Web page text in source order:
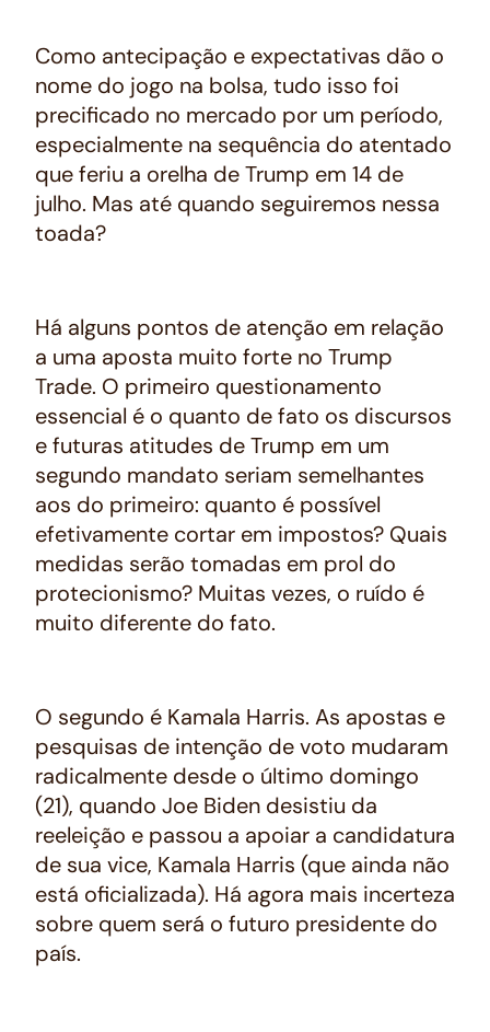
Como antecipação e expectativas dão o
nome do jogo na bolsa, tudo isso foi
precificado no mercado por um período,
especialmente na sequência do atentado
que feriu a orelha de Trump em 14 de
julho. Mas até quando seguiremos nessa
toada?
Há alguns pontos de atenção em relação
a uma aposta muito forte no Trump
Trade. O primeiro questionamento
essencial é o quanto de fato os discursos
e futuras atitudes de Trump em um
segundo mandato seriam semelhantes
aos do primeiro: quanto é possível
efetivamente cortar em impostos? Quais
medidas serão tomadas em prol do
protecionismo? Muitas vezes, o ruído é
muito diferente do fato.
O segundo é Kamala Harris. As apostas e
pesquisas de intenção de voto mudaram
radicalmente desde o último domingo
(21), quando Joe Biden desistiu da
reeleição e passou a apoiar a candidatura
de sua vice, Kamala Harris (que ainda não
está oficializada). Há agora mais incerteza
sobre quem será o futuro presidente do
país.